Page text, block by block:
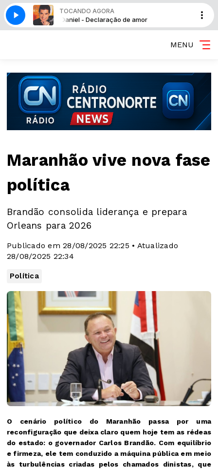
TOCANDO AGORA
Daniel - Declaração de amor
MENU
Maranhão vive nova fase
política
Brandão consolida liderança e prepara
Orleans para 2026
Publicado em 28/08/2025 22:25 • Atualizado
28/08/2025 22:34
Política
O cenário político do Maranhão passa por uma
reconfiguração que deixa claro quem hoje tem as rédeas
do estado: o governador Carlos Brandão. Com equilíbrio
e firmeza, ele tem conduzido a máquina pública em meio
às turbulências criadas pelos chamados dinistas, que